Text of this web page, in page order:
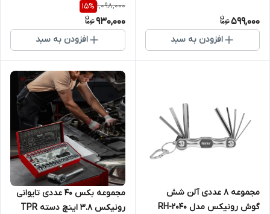
599,000
افزودن به سبد
1,098,000
15%
930,000
افزودن به سبد
مجموعه 8 عددی آلن شش
گوش رونیکس مدل RH-2040
مجموعه بکس 40 عددی تایوانی
رونیکس 3.8 اینچ دسته TPR